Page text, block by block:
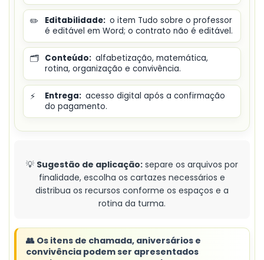
✏️ Editabilidade: o item Tudo sobre o professor
é editável em Word; o contrato não é editável.
🗂️ Conteúdo: alfabetização, matemática,
rotina, organização e convivência.
⚡ Entrega: acesso digital após a confirmação
do pagamento.
💡 Sugestão de aplicação: separe os arquivos por
finalidade, escolha os cartazes necessários e
distribua os recursos conforme os espaços e a
rotina da turma.
👥 Os itens de chamada, aniversários e
convivência podem ser apresentados